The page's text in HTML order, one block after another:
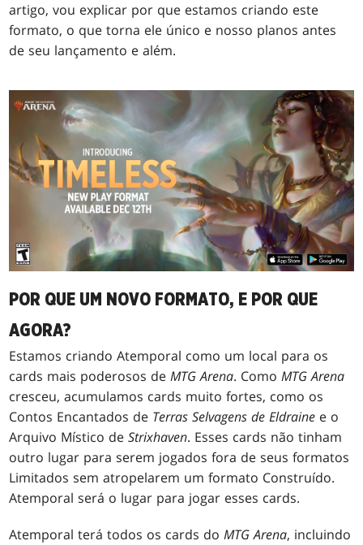
artigo, vou explicar por que estamos criando este
formato, o que torna ele único e nosso planos antes
de seu lançamento e além.
POR QUE UM NOVO FORMATO, E POR QUE
AGORA?
Estamos criando Atemporal como um local para os
cards mais poderosos deMTG Arena. ComoMTG Arena
cresceu, acumulamos cards muito fortes, como os
Contos Encantados de Terras Selvagens de Eldraine e o
Arquivo Místico deStrixhaven. Esses cards não tinham
outro lugar para serem jogados fora de seus formatos
Limitados sem atropelarem um formato Construído.
Atemporal será o lugar para jogar esses cards.
Atemporal terá todos os cards doMTG Arena, incluindo